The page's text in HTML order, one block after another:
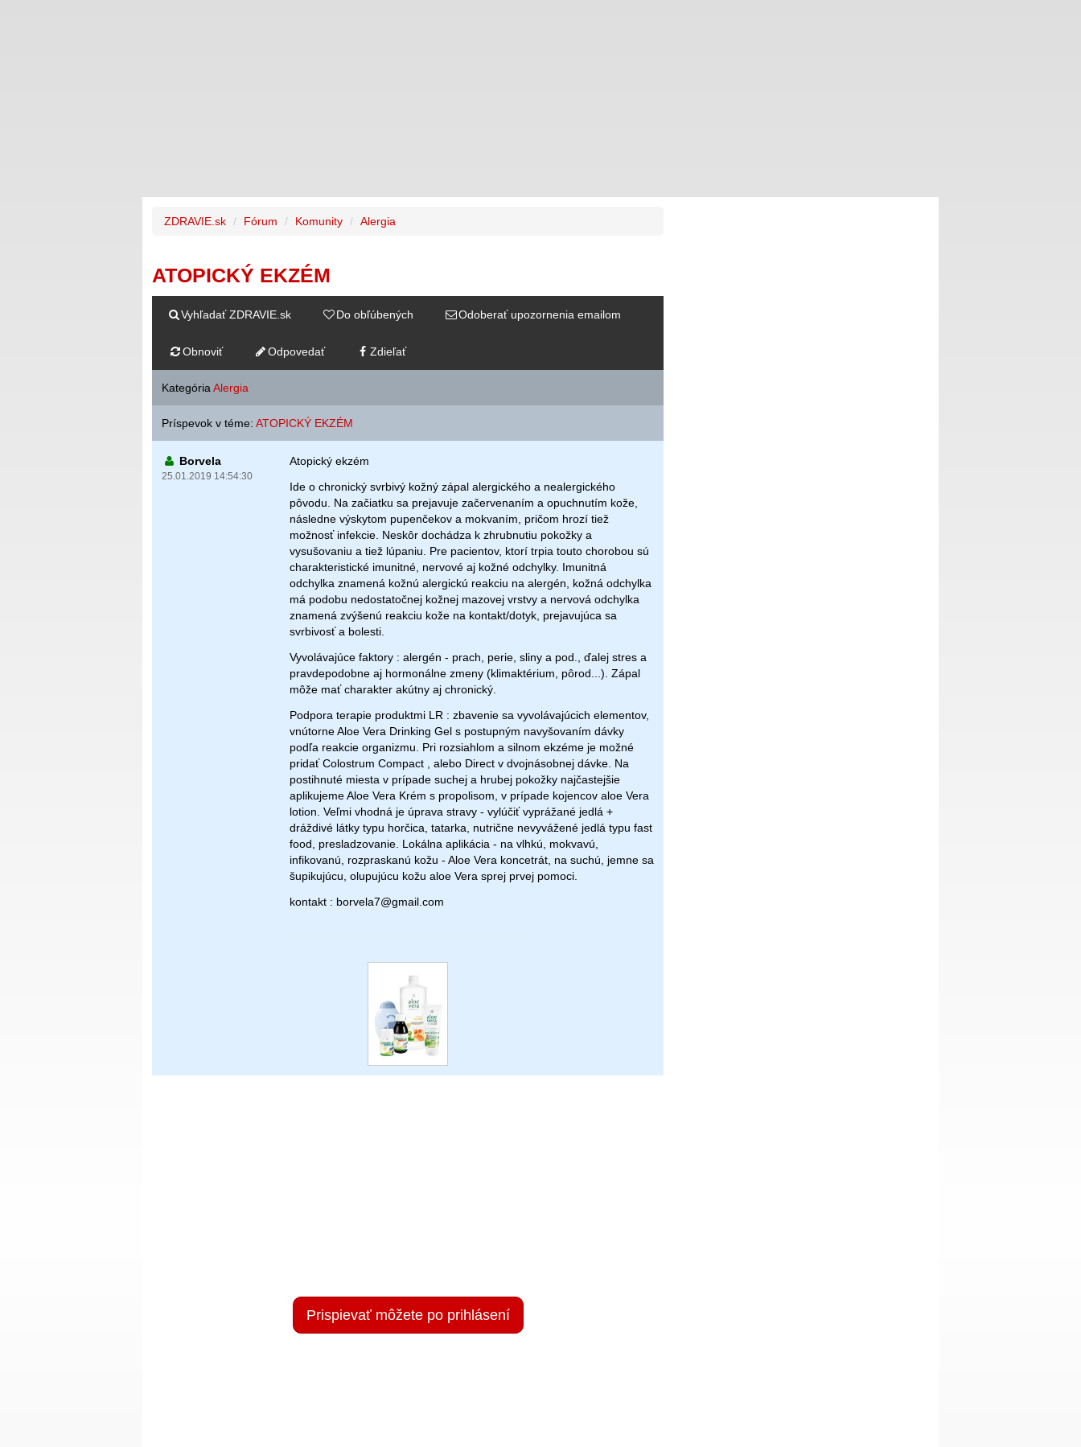
ZDRAVIE.sk Fórum Komunity Alergia
ATOPICKÝ EKZÉM
Vyhľadať ZDRAVIE.sk Do obľúbených Odoberať upozornenia emailom
Obnoviť Odpovedať Zdieľať
Kategória Alergia
Príspevok v téme: ATOPICKÝ EKZÉM
Borvela
25.01.2019 14:54:30
Atopický ekzém
Ide o chronický svrbivý kožný zápal alergického a nealergického
pôvodu. Na začiatku sa prejavuje začervenaním a opuchnutím kože,
následne výskytom pupenčekov a mokvaním, pričom hrozí tiež
možnosť infekcie. Neskôr dochádza k zhrubnutiu pokožky a
vysušovaniu a tiež lúpaniu. Pre pacientov, ktorí trpia touto chorobou sú
charakteristické imunitné, nervové aj kožné odchylky. Imunitná
odchylka znamená kožnú alergickú reakciu na alergén, kožná odchylka
má podobu nedostatočnej kožnej mazovej vrstvy a nervová odchylka
znamená zvýšenú reakciu kože na kontakt/dotyk, prejavujúca sa
svrbivosť a bolesti.
Vyvolávajúce faktory : alergén - prach, perie, sliny a pod., ďalej stres a
pravdepodobne aj hormonálne zmeny (klimaktérium, pôrod...). Zápal
môže mať charakter akútny aj chronický.
Podpora terapie produktmi LR : zbavenie sa vyvolávajúcich elementov,
vnútorne Aloe Vera Drinking Gel s postupným navyšovaním dávky
podľa reakcie organizmu. Pri rozsiahlom a silnom ekzéme je možné
pridať Colostrum Compact , alebo Direct v dvojnásobnej dávke. Na
postihnuté miesta v prípade suchej a hrubej pokožky najčastejšie
aplikujeme Aloe Vera Krém s propolisom, v prípade kojencov aloe Vera
lotion. Veľmi vhodná je úprava stravy - vylúčiť vyprážané jedlá +
dráždivé látky typu horčica, tatarka, nutrične nevyvážené jedlá typu fast
food, presladzovanie. Lokálna aplikácia - na vlhkú, mokvavú,
infikovanú, rozpraskanú kožu - Aloe Vera koncetrát, na suchú, jemne sa
šupikujúcu, olupujúcu kožu aloe Vera sprej prvej pomoci.
kontakt : borvela7@gmail.com
Prispievať môžete po prihlásení